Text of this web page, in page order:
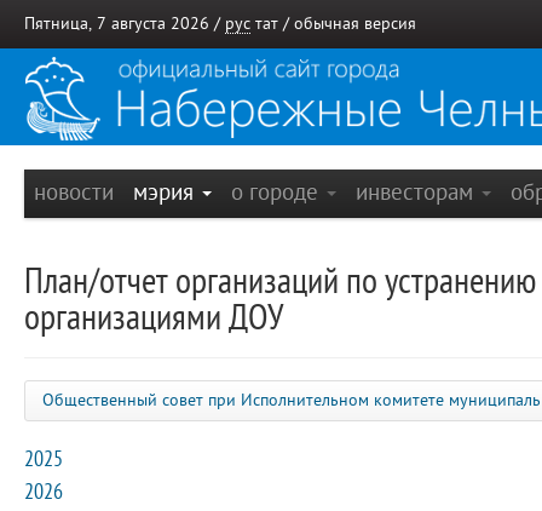
Пятница, 7 августа 2026 / рус тат / обычная версия
новости мэрия о городе инвесторам
План/отчет организаций по
организациями ДОУ
Общественный совет при Исполнительном комитете
2025
2026